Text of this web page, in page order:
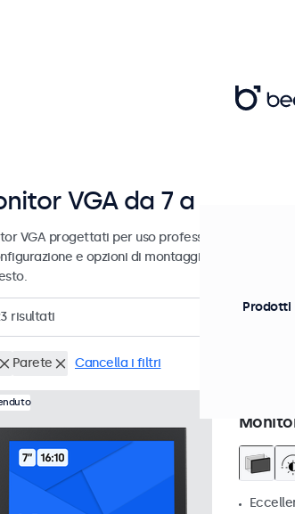
VGA da 7 a 32 pollici
VGA progettati per uso professionale e uso
e opzioni di montaggio versatili,
risultati
Parete Cancella i filtri
Prodotti